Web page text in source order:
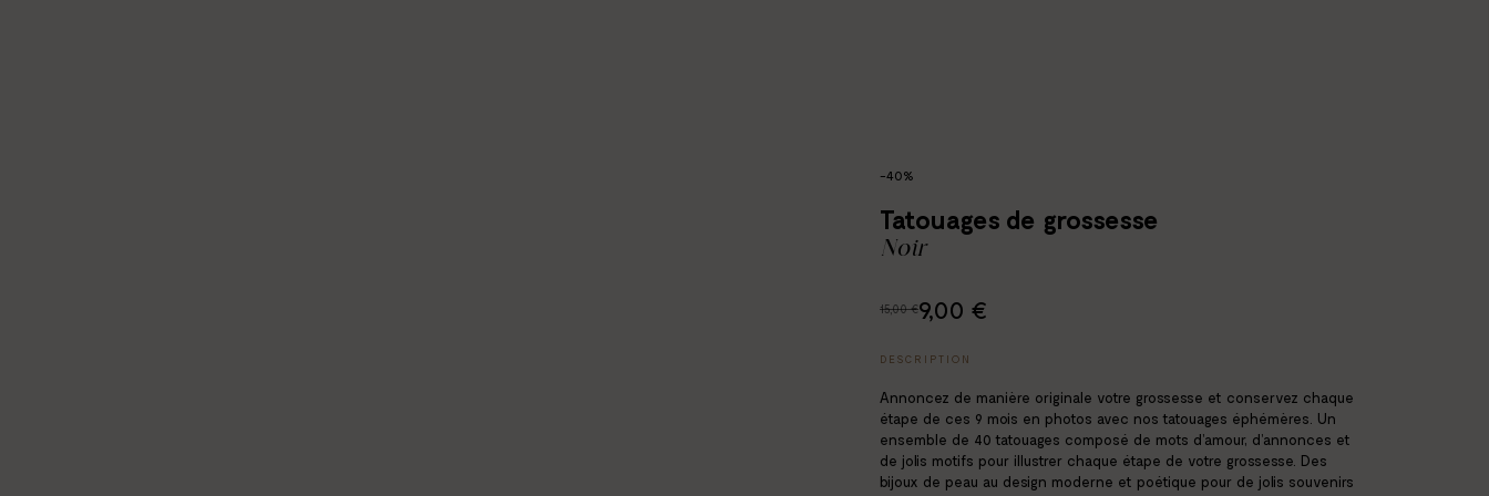
-40%
Tatouages de grossesse
Noir
15,00 €9,00 €
DESCRIPTION
Annoncez de manière originale votre grossesse et conservez chaque
étape de ces 9 mois en photos avec nos tatouages éphémères. Un
ensemble de 40 tatouages composé de mots d’amour, d’annonces et
de jolis motifs pour illustrer chaque étape de votre grossesse. Des
bijoux de peau au design moderne et poétique pour de jolis souvenirs